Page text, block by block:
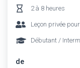
2 à 8 heures
Leçon privée
Débutant /
de